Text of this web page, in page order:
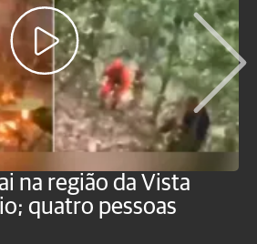
na região da Vista
quatro pessoas